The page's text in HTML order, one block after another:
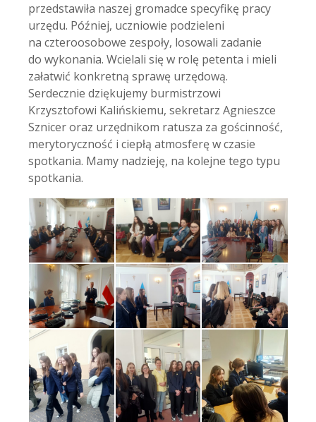
przedstawiła naszej gromadce specyfikę pracy
urzędu. Później, uczniowie podzieleni
na czteroosobowe zespoły, losowali zadanie
do wykonania. Wcielali się w rolę petenta i mieli
załatwić konkretną sprawę urzędową.
Serdecznie dziękujemy burmistrzowi
Krzysztofowi Kalińskiemu, sekretarz Agnieszce
Sznicer oraz urzędnikom ratusza za gościnność,
merytoryczność i ciepłą atmosferę w czasie
spotkania. Mamy nadzieję, na kolejne tego typu
spotkania.